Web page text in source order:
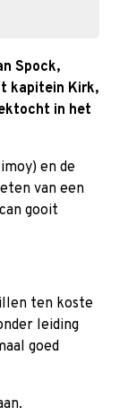
Spock,
kapitein Kirk,
in het
en de
van een
gooit
ten koste
leiding
goed